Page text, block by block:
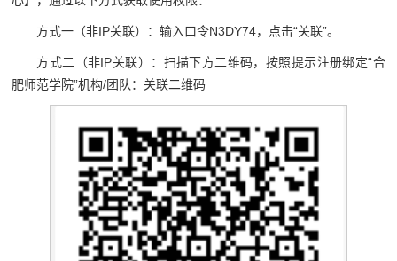
方式一（非IP关联）：输入口令N3DY74，点击“关联”。
方式二（非IP关联）：扫描下方二维码，按照提示注册绑定“合
肥师范学院”机构/团队：关联二维码